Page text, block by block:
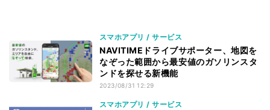
スマホアプリ / サービス
NAVITIMEドライブサポーター、地図を
なぞった範囲から最安値のガソリンスタ
ンドを探せる新機能
2023/08/31 12:29
スマホアプリ / サービス